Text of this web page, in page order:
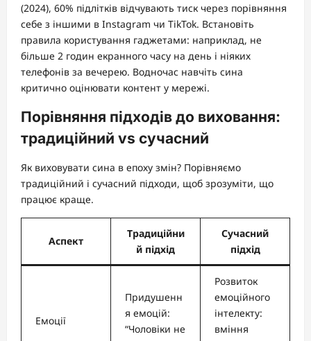
(2024), 60% підлітків відчувають тиск через порівняння
себе з іншими в Instagram чи TikTok. Встановіть
правила користування гаджетами: наприклад, не
більше 2 годин екранного часу на день і ніяких
телефонів за вечерею. Водночас навчіть сина
критично оцінювати контент у мережі.
Порівняння підходів до виховання:
традиційний vs сучасний
Як виховувати сина в епоху змін? Порівняємо
традиційний і сучасний підходи, щоб зрозуміти, що
працює краще.
Аспект
Традиційни
й підхід
Сучасний
підхід
Емоції
Придушенн
я емоцій:
“Чоловіки не
Розвиток
емоційного
інтелекту:
вміння